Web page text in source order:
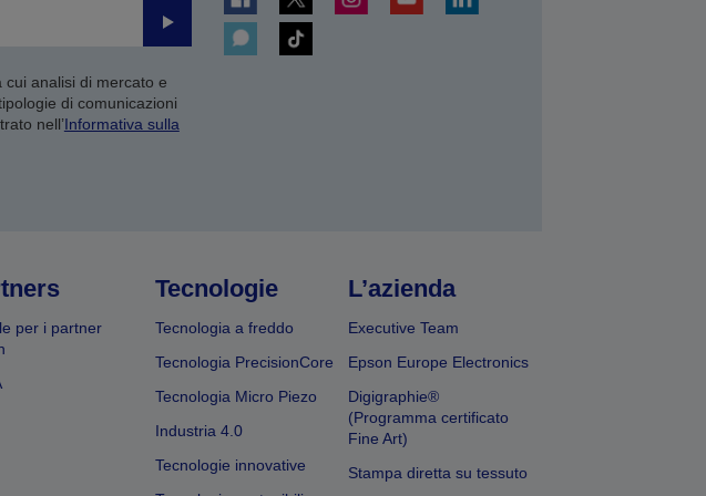
Invia
analisi di mercato e
di comunicazioni
nell’Informativa sulla
per i partner
Tecnologie
Tecnologia a freddo
Tecnologia PrecisionCore
Tecnologia Micro Piezo
Industria 4.0
Tecnologie innovative
L’azienda
Executive Team
Epson Europe Electronics
Digigraphie®
(Programma certificato
Fine Art)
Stampa diretta su tessuto